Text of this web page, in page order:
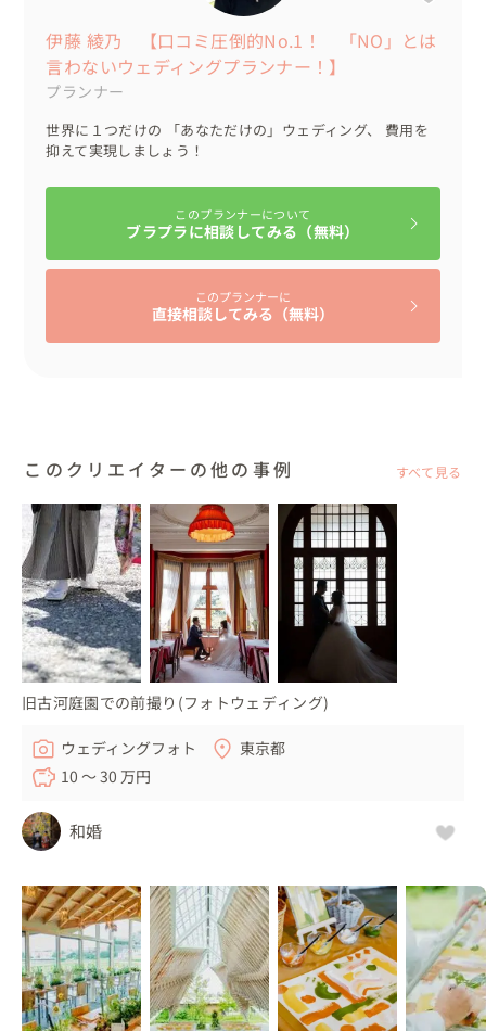
伊藤 綾乃 【口コミ圧倒的No.1！ 「NO」とは
言わないウェディングプランナー！】
プランナー
世界に１つだけの 「あなただけの」ウェディング、 費用を
抑えて実現しましょう！
このプランナーについて
ブラプラに相談してみる（無料）
このプランナーに
直接相談してみる（無料）
このクリエイターの他の事例 すべて見る
旧古河庭園での前撮り(フォトウェディング)
ウェディングフォト
東京都
10 〜 30 万円
和婚